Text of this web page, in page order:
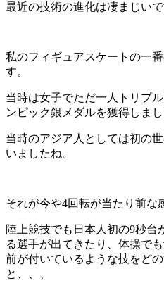
最近の技術の進化は凄まじいで
私のフィギュアスケートの一
す。
当時は女子でただ一人トリプ
ンピック銀メダルを獲得しまし
当時のアジア人としては初の
いましたね。
それが今や4回転が当たり前な
陸上競技でも日本人初の9秒台
る選手が出てきたり、体操で
前が付いているような技をど
と、、、